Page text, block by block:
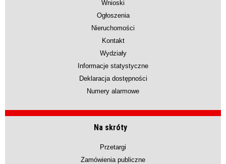
Wnioski
Ogłoszenia
Nieruchomości
Kontakt
Wydziały
Informacje statystyczne
Deklaracja dostępności
Numery alarmowe
Na skróty
Przetargi
Zamówienia publiczne